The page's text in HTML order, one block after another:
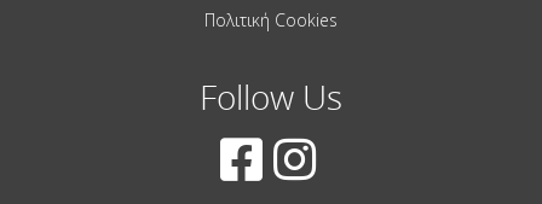
Πολιτική Cookies
Follow Us